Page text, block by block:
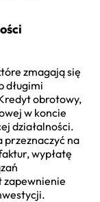
zmagają się
długimi
obrotowy,
w koncie
działalności.
przeznaczyć na
wypłatę
zapewnienie